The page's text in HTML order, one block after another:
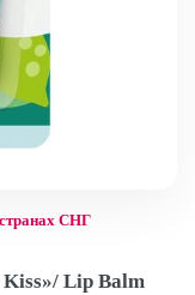
СНГ
Lip Balm